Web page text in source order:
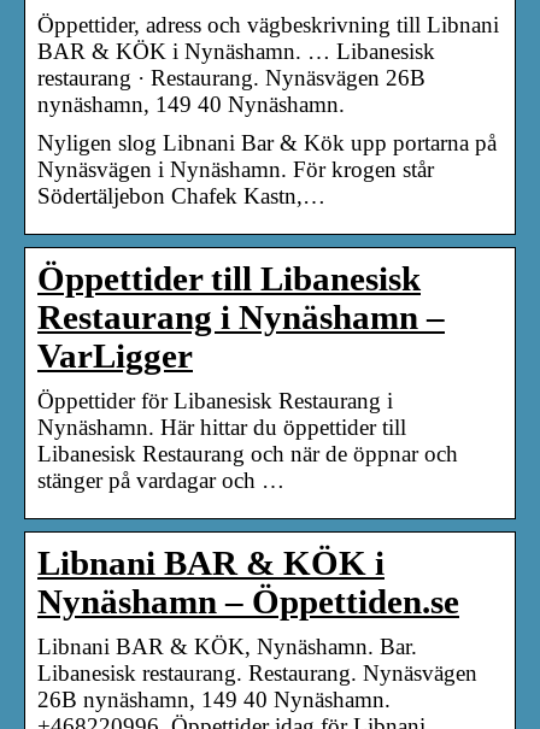
Öppettider, adress och vägbeskrivning till Libnani
BAR & KÖK i Nynäshamn. … Libanesisk
restaurang · Restaurang. Nynäsvägen 26B
nynäshamn, 149 40 Nynäshamn.
Nyligen slog Libnani Bar & Kök upp portarna på
Nynäsvägen i Nynäshamn. För krogen står
Södertäljebon Chafek Kastn,…
Öppettider till Libanesisk
Restaurang i Nynäshamn –
VarLigger
Öppettider för Libanesisk Restaurang i
Nynäshamn. Här hittar du öppettider till
Libanesisk Restaurang och när de öppnar och
stänger på vardagar och …
Libnani BAR & KÖK i
Nynäshamn – Öppettiden.se
Libnani BAR & KÖK, Nynäshamn. Bar.
Libanesisk restaurang. Restaurang. Nynäsvägen
26B nynäshamn, 149 40 Nynäshamn.